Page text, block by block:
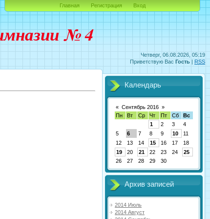
Четверг, 06.08.2026, 05:19
Приветствую Вас Гость | RSS
№ 4
Главная Регистрация Вход
Календарь
« Сентябрь 2016 »
Пн
Вт Ср Чт Пт Сб
Вс
1
2 3
4
5
6 7 8 9 10
11
12
13 14 15 16 17
18
19
20 21 22 23 24
25
26
27 28 29 30
Архив записей
2014 Июль
2014 Август